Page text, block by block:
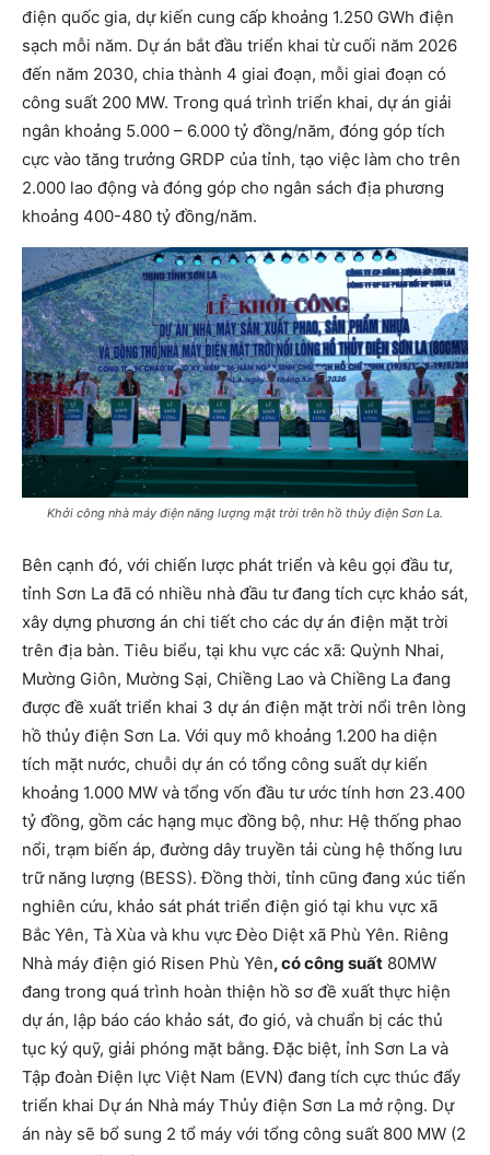
điện quốc gia, dự kiến cung cấp khoảng 1.250 GWh điện
sạch mỗi năm. Dự án bắt đầu triển khai từ cuối năm 2026
đến năm 2030, chia thành 4 giai đoạn, mỗi giai đoạn có
công suất 200 MW. Trong quá trình triển khai, dự án giải
ngân khoảng 5.000 – 6.000 tỷ đồng/năm, đóng góp tích
cực vào tăng trưởng GRDP của tỉnh, tạo việc làm cho trên
2.000 lao động và đóng góp cho ngân sách địa phương
khoảng 400-480 tỷ đồng/năm.
Khởi công nhà máy điện năng lượng mặt trời trên hồ thủy điện Sơn La.
Bên cạnh đó, với chiến lược phát triển và kêu gọi đầu tư,
tỉnh Sơn La đã có nhiều nhà đầu tư đang tích cực khảo sát,
xây dựng phương án chi tiết cho các dự án điện mặt trời
trên địa bàn. Tiêu biểu, tại khu vực các xã: Quỳnh Nhai,
Mường Giôn, Mường Sại, Chiềng Lao và Chiềng La đang
được đề xuất triển khai 3 dự án điện mặt trời nổi trên lòng
hồ thủy điện Sơn La. Với quy mô khoảng 1.200 ha diện
tích mặt nước, chuỗi dự án có tổng công suất dự kiến
khoảng 1.000 MW và tổng vốn đầu tư ước tính hơn 23.400
tỷ đồng, gồm các hạng mục đồng bộ, như: Hệ thống phao
nổi, trạm biến áp, đường dây truyền tải cùng hệ thống lưu
trữ năng lượng (BESS). Đồng thời, tỉnh cũng đang xúc tiến
nghiên cứu, khảo sát phát triển điện gió tại khu vực xã
Bắc Yên, Tà Xùa và khu vực Đèo Diệt xã Phù Yên. Riêng
Nhà máy điện gió Risen Phù Yên, có công suất 80MW
đang trong quá trình hoàn thiện hồ sơ đề xuất thực hiện
dự án, lập báo cáo khảo sát, đo gió, và chuẩn bị các thủ
tục ký quỹ, giải phóng mặt bằng. Đặc biệt, ỉnh Sơn La và
Tập đoàn Điện lực Việt Nam (EVN) đang tích cực thúc đẩy
triển khai Dự án Nhà máy Thủy điện Sơn La mở rộng. Dự
án này sẽ bổ sung 2 tổ máy với tổng công suất 800 MW (2